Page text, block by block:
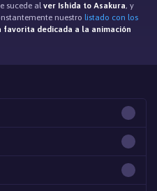
sucede alver Ishida to Asakura, y
nuestro listado con los
favorita dedicada a la animación